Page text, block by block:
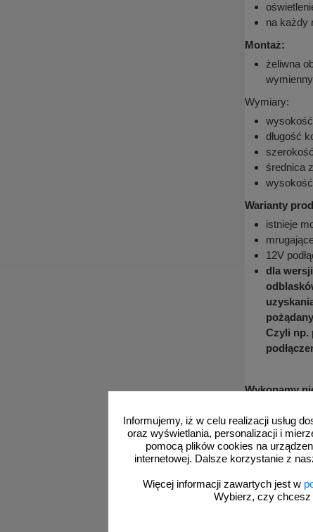
Informujemy, iż w celu realizacji usług
oraz wyświetlania, personalizacji i
pomocą plików cookies na
internetowej. Dalsze korzystanie z
Więcej informacji zawartych jest w
Wybierz, czy chcesz
na każdy
Montaż:
żeliwna
Wymiary:
długość
średnica
Warianty
istnieje
12V
dla
Czyli np.
Wykonamy
Towar
W ofercie
kontaktu.
Z uwagi na